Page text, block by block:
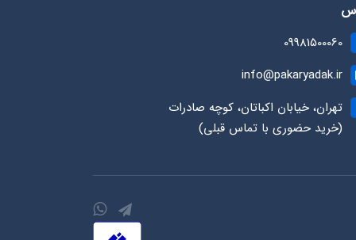
09981500060
info@pakaryadak.ir
تهران، خیابان اکباتان، کوچه صادرات
(خرید حضوری با تماس قبلی)